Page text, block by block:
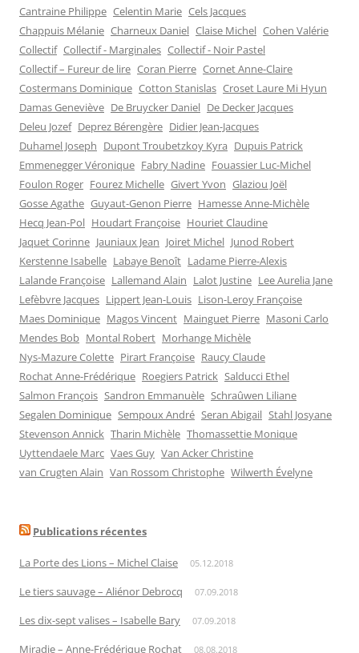
Cantraine Philippe Celentin Marie Cels Jacques
Chappuis Mélanie Charneux Daniel Claise Michel Cohen Valérie
Collectif Collectif - Marginales Collectif - Noir Pastel
Collectif – Fureur de lire Coran Pierre Cornet Anne-Claire
Costermans Dominique Cotton Stanislas Croset Laure Mi Hyun
Damas Geneviève De Bruycker Daniel De Decker Jacques
Deleu Jozef Deprez Bérengère Didier Jean-Jacques
Duhamel Joseph Dupont Troubetzkoy Kyra Dupuis Patrick
Emmenegger Véronique Fabry Nadine Fouassier Luc-Michel
Foulon Roger Fourez Michelle Givert Yvon Glaziou Joël
Gosse Agathe Guyaut-Genon Pierre Hamesse Anne-Michèle
Hecq Jean-Pol Houdart Françoise Houriet Claudine
Jaquet Corinne Jauniaux Jean Joiret Michel Junod Robert
Kerstenne Isabelle Labaye Benoît Ladame Pierre-Alexis
Lalande Françoise Lallemand Alain Lalot Justine Lee Aurelia Jane
Lefèbvre Jacques Lippert Jean-Louis Lison-Leroy Françoise
Maes Dominique Magos Vincent Mainguet Pierre Masoni Carlo
Mendes Bob Montal Robert Morhange Michèle
Nys-Mazure Colette Pirart Françoise Raucy Claude
Rochat Anne-Frédérique Roegiers Patrick Salducci Ethel
Salmon François Sandron Emmanuèle Schraûwen Liliane
Segalen Dominique Sempoux André Seran Abigail Stahl Josyane
Stevenson Annick Tharin Michèle Thomassettie Monique
Uyttendaele Marc Vaes Guy Van Acker Christine
van Crugten Alain Van Rossom Christophe Wilwerth Évelyne
Publications récentes
La Porte des Lions – Michel Claise 05.12.2018
Le tiers sauvage – Aliénor Debrocq 07.09.2018
Les dix-sept valises – Isabelle Bary 07.09.2018
Miradie – Anne-Frédérique Rochat 08.08.2018